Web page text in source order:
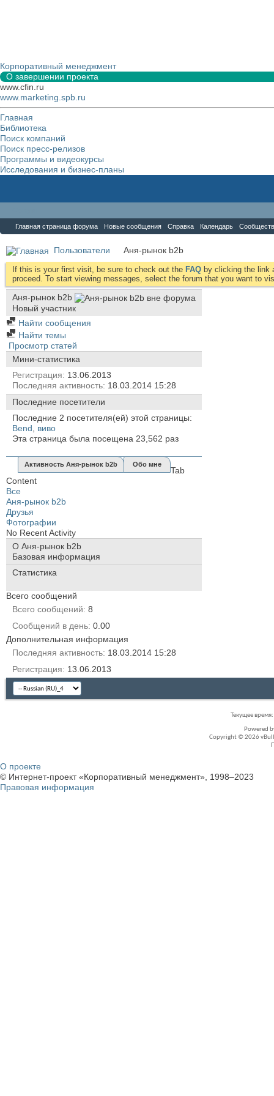
Корпоративный менеджмент
О завершении проекта
www.cfin.ru
www.marketing.spb.ru
Главная
Библиотека
Поиск компаний
Поиск пресс-релизов
Программы и видеокурсы
Исследования и бизнес-планы
Главная страница форума Новые сообщения Справка Календарь
Пользователи Аня-рынок b2b
If this is your first visit, be sure to check out the FAQ by clicking the link
proceed. To start viewing messages, select the forum that you want to
Аня-рынок b2b
Новый участник
Найти сообщения
Найти темы
Просмотр статей
Мини-статистика
Регистрация
13.06.2013
Последняя активность 18.03.2014 15:28
Последние посетители
Последние 2 посетителя(ей) этой страницы:
Bend
виво
Эта страница была посещена 23,562 раз
Активность Аня-рынок b2b Обо мне
Tab
Content
Все
Аня-рынок b2b
Друзья
Фотографии
No Recent Activity
О Аня-рынок b2b
Базовая информация
Статистика
Всего сообщений
Всего сообщений 8
Сообщений в день 0.00
Дополнительная информация
Последняя активность 18.03.2014 15:28
Регистрация
13.06.2013
Текущее время:
Powered
Copyright © 2026
О проекте
© Интернет-проект «Корпоративный менеджмент», 1998–2023
Правовая информация